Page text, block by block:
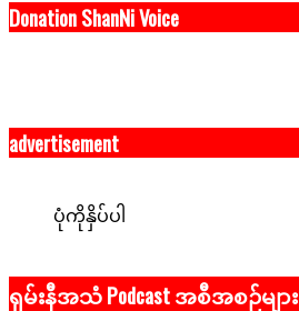
Donation ShanNi Voice
advertisement
ပုံကိုနှိပ်ပါ
ရှမ်းနီအသံ Podcast အစီအစဉ်များ